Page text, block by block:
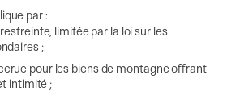
par :
limitée par la loi sur les
;
pour les biens de montagne offrant
intimité ;